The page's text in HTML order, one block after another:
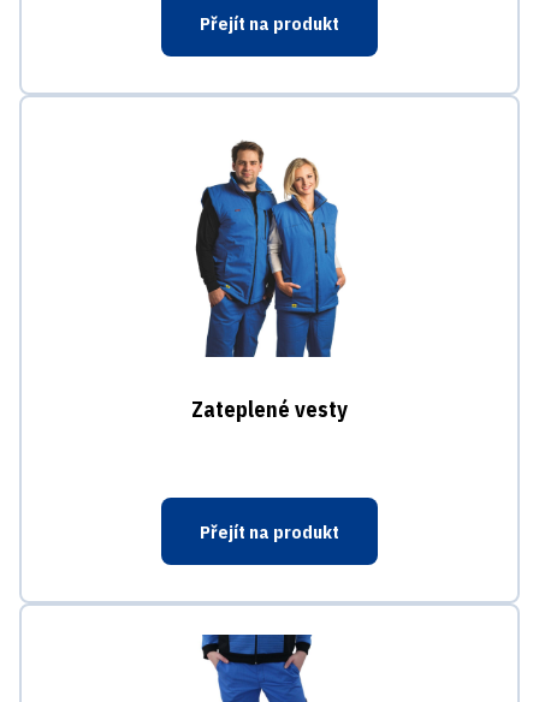
Přejít na produkt
Zateplené vesty
Přejít na produkt